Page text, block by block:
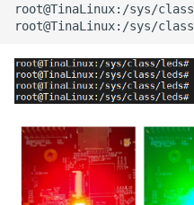
root@TinaLinux:/sys/